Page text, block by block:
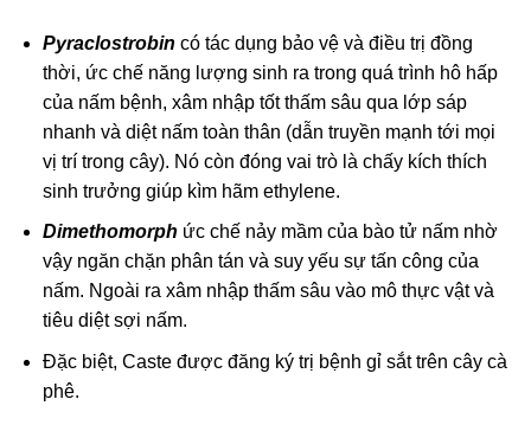
Pyraclostrobin có tác dụng bảo vệ và điều trị đồng
thời, ức chế năng lượng sinh ra trong quá trình hô hấp
của nấm bệnh, xâm nhập tốt thấm sâu qua lớp sáp
nhanh và diệt nấm toàn thân (dẫn truyền mạnh tới mọi
vị trí trong cây). Nó còn đóng vai trò là chấy kích thích
sinh trưởng giúp kìm hãm ethylene.
Dimethomorph ức chế nảy mầm của bào tử nấm nhờ
vậy ngăn chặn phân tán và suy yếu sự tấn công của
nấm. Ngoài ra xâm nhập thấm sâu vào mô thực vật và
tiêu diệt sợi nấm.
Đặc biệt, Caste được đăng ký trị bệnh gỉ sắt trên cây cà
phê.